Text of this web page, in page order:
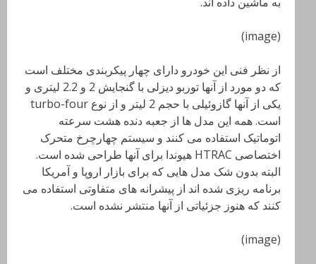
(image)
از نظر فنی این خودرو دارای چهار پیکربندی مختلف است
که دو مورد از آنها توربو دیزلی با گنجایش 2 و 2.2 لیتری و
یکی از آنها گازوئیلی با حجم 2 لیتر و از نوع turbo-four
است. همه این مدل ها از جعبه دنده هشت سرعته
اتوماتیک استفاده می کنند و سیستم چهارچرخ متحرک
اختصاصی HTRAC هیوندا برای آنها طراحی شده است.
البته بدون شک مدل هایی که برای بازار اروپا و آمریکا
برنامه ریزی شده اند از پیشرانه های متفاوتی استفاده می
کنند که هنوز جزئیاتی از آنها منتشر نشده است.
(image)